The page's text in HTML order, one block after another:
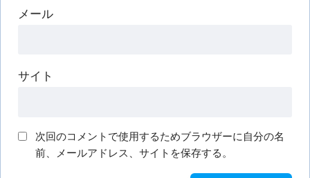
メール
サイト
次回のコメントで使用するためブラウザーに自分の名
前、メールアドレス、サイトを保存する。